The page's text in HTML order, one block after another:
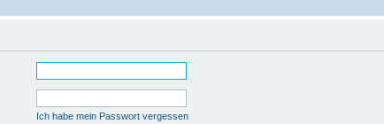
Ich habe mein Passwort vergessen